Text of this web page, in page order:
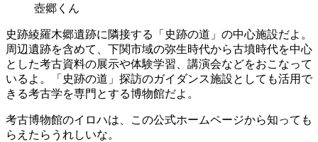
壺郷くん
史跡綾羅木郷遺跡に隣接する「史跡の道」の中心施設だよ。
周辺遺跡を含めて、下関市域の弥生時代から古墳時代を中心
とした考古資料の展示や体験学習、講演会などをおこなって
いるよ。「史跡の道」探訪のガイダンス施設としても活用で
きる考古学を専門とする博物館だよ。
考古博物館のイロハは、この公式ホームページから知っても
らえたらうれしいな。